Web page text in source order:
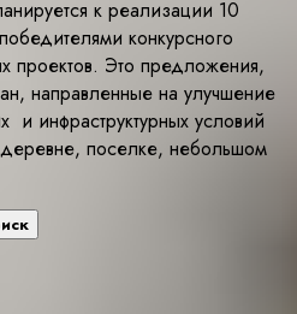
к реализации 10
конкурсного
проектов. Это предложения,
направленные на улучшение
и инфраструктурных условий
поселке, небольшом